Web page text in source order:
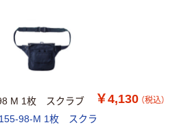
M 1枚 スクラブ ￥4,130 （税込）
155-98-M 1枚 スクラ